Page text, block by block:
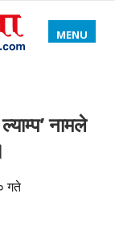
MENU
नामले
गते